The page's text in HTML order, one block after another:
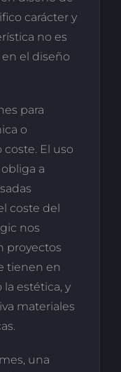
carácter y
no es
el diseño
para
o
El uso
a
coste del
nos
proyectos
tienen en
estética, y
materiales
una